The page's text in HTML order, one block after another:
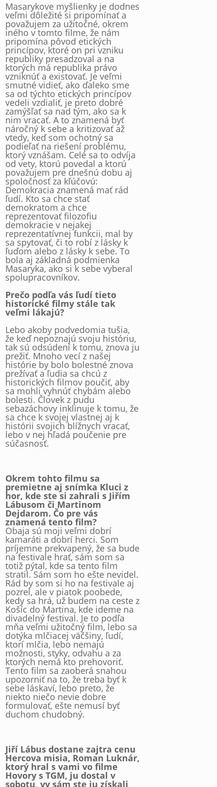
Masarykove myšlienky je dodnes
veľmi dôležité si pripomínať a
považujem za užitočné, okrem
iného v tomto filme, že nám
pripomína pôvod etických
princípov, ktoré on pri vzniku
republiky presadzoval a na
ktorých má republika právo
vzniknúť a existovať. Je veľmi
smutné vidieť, ako ďaleko sme
sa od týchto etických princípov
vedeli vzdialiť, je preto dobré
zamýšľať sa nad tým, ako sa k
nim vracať. A to znamená byť
náročný k sebe a kritizovať až
vtedy, keď som ochotný sa
podieľať na riešení problému,
ktorý vznášam. Celé sa to odvíja
od vety, ktorú povedal a ktorú
považujem pre dnešnú dobu aj
spoločnosť za kľúčovú:
Demokracia znamená mať rád
ľudí. Kto sa chce stať
demokratom a chce
reprezentovať filozofiu
demokracie v nejakej
reprezentatívnej funkcii, mal by
sa spytovať, či to robí z lásky k
ľuďom alebo z lásky k sebe. To
bola aj základná podmienka
Masaryka, ako si k sebe vyberal
spolupracovníkov.
Prečo podľa vás ľudí tieto
historické filmy stále tak
veľmi lákajú?
Lebo akoby podvedomia tušia,
že keď nepoznajú svoju históriu,
tak sú odsúdení k tomu, znova ju
prežiť. Mnoho vecí z našej
histórie by bolo bolestné znova
prežívať a ľudia sa chcú z
historických filmov poučiť, aby
sa mohli vyhnúť chybám alebo
bolesti. Človek z pudu
sebazáchovy inklinuje k tomu, že
sa chce k svojej vlastnej aj k
histórii svojich blížnych vracať,
lebo v nej hľadá poučenie pre
súčasnosť.
Okrem tohto filmu sa
premietne aj snímka Kluci z
hor, kde ste si zahrali s Jiřím
Lábusom či Martinom
Dejdarom. Čo pre vás
znamená tento film?
Obaja sú moji veľmi dobrí
kamaráti a dobrí herci. Som
príjemne prekvapený, že sa bude
na festivale hrať, sám som sa
totiž pýtal, kde sa tento film
stratil. Sám som ho ešte nevidel.
Rád by som si ho na festivale aj
pozrel, ale v piatok poobede,
kedy sa hrá, už budem na ceste z
Košíc do Martina, kde ideme na
divadelný festival. Je to podľa
mňa veľmi užitočný film, lebo sa
dotýka mlčiacej väčšiny, ľudí,
ktorí mlčia, lebo nemajú
možnosti, styky, odvahu a za
ktorých nemá kto prehovoriť.
Tento film sa zaoberá snahou
upozorniť na to, že treba byť k
sebe láskaví, lebo preto, že
niekto niečo nevie dobre
formulovať, ešte nemusí byť
duchom chudobný.
Jiří Lábus dostane zajtra cenu
Hercova misia, Roman Luknár,
ktorý hral s vami vo filme
Hovory s TGM, ju dostal v
sobotu, vy sám ste ju získali